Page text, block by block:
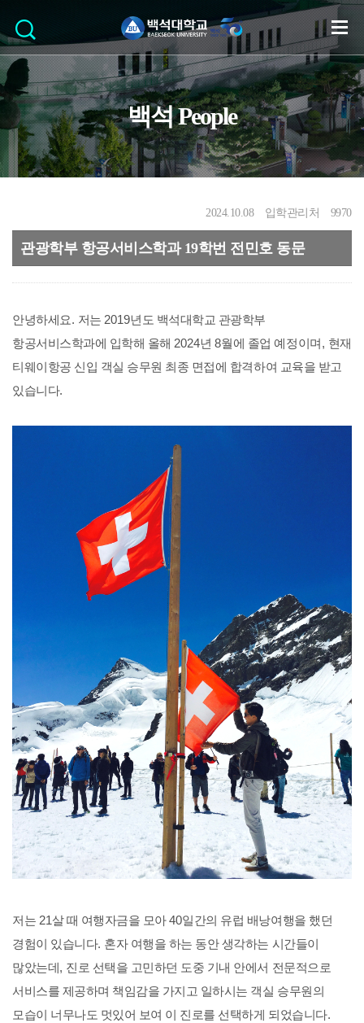
백석 People
2024.10.08 입학관리처 9970
관광학부 항공서비스학과 19학번 전민호 동문
안녕하세요. 저는 2019년도 백석대학교 관광학부
항공서비스학과에 입학해 올해 2024년8월에 졸업 예정이며 , 현재
티웨이항공 신입 객실 승무원 최종 면접에 합격하여 교육을 받고
있습니다.
저는 21 살 때 여행자금을 모아40일간의 유럽 배낭여행을 했던
경험이 있습니다. 혼자 여행을 하는 동안 생각하는 시간들이
많았는데 , 진로 선택을 고민하던 도중 기내 안에서 전문적으로
서비스를 제공하며 책임감을 가지고 일하시는 객실 승무원의
모습이 너무나도 멋있어 보여 이 진로를 선택하게 되었습니다.